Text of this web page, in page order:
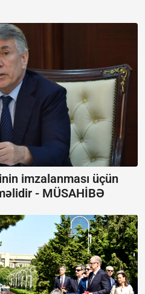
imzalanması üçün
- MÜSAHİBƏ